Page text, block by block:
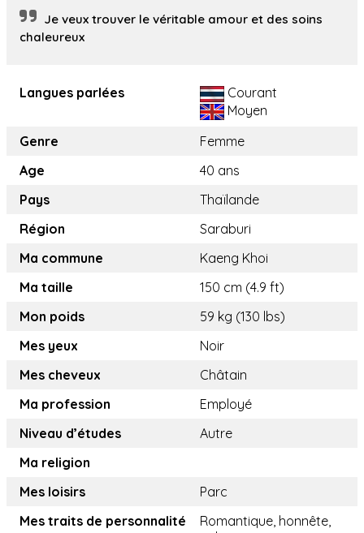
Je veux trouver le véritable amour et des soins
chaleureux
Langues parlées
Courant
Moyen
Genre
Femme
Age
40 ans
Pays
Thaïlande
Région
Saraburi
Ma commune
Kaeng Khoi
Ma taille
150 cm (4.9 ft)
Mon poids
59 kg (130 lbs)
Mes yeux
Noir
Mes cheveux
Châtain
Ma profession
Employé
Niveau d’études
Autre
Ma religion
Mes loisirs
Parc
Mes traits de personnalité
Romantique, honnête,